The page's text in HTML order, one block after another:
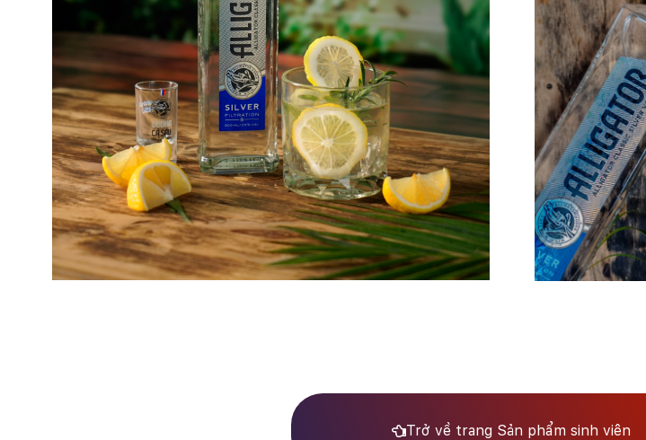
Trở về trang Sản phẩm sinh viên